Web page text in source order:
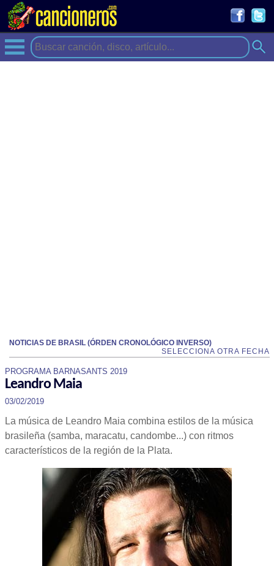
NOTICIAS DE BRASIL (ÓRDEN CRONOLÓGICO INVERSO)
SELECCIONA OTRA FECHA
PROGRAMA BARNASANTS 2019
Leandro Maia
03/02/2019
La música de Leandro Maia combina estilos de la música
brasileña (samba, maracatu, candombe...) con ritmos
característicos de la región de la Plata.